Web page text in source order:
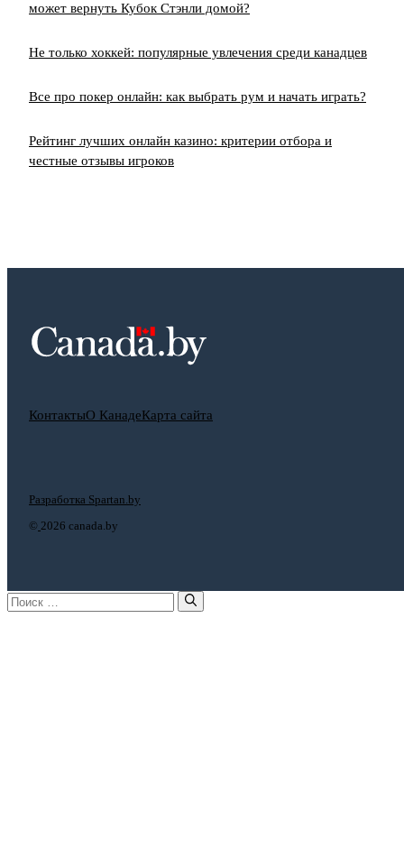
может вернуть Кубок Стэнли домой?
Не только хоккей: популярные увлечения среди канадцев
Все про покер онлайн: как выбрать рум и начать играть?
Рейтинг лучших онлайн казино: критерии отбора и
честные отзывы игроков
КонтактыО КанадеКарта сайта
© 2026 canada.by
Разработка Spartan.by
Поиск: